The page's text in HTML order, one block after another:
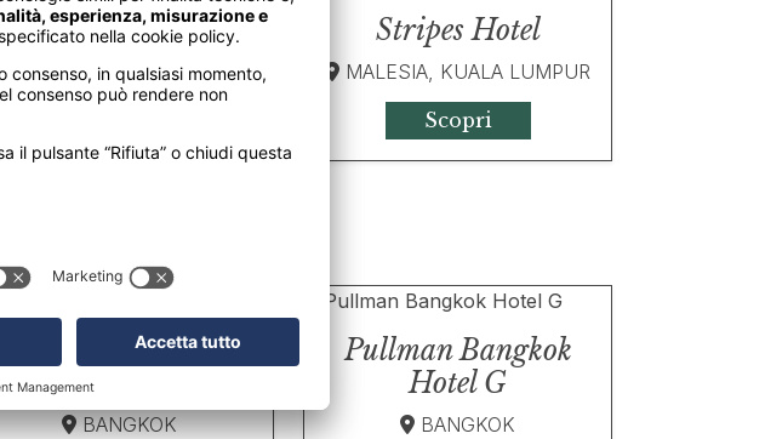
Ibis KLCC
MALESIA, KUALA LUMPUR
Stripes Hotel
MALESIA, KUALA LUMPUR
Scopri
Holiday Inn
Bangkok Silom
BANGKOK
Pullman Bangkok
Hotel G
BANGKOK